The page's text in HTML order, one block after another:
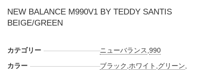
NEW BALANCE M990V1 BY TEDDY SANTIS
BEIGE/GREEN
カテゴリー ニューバランス ,990
カラー
ブラック ホワイト グリーン